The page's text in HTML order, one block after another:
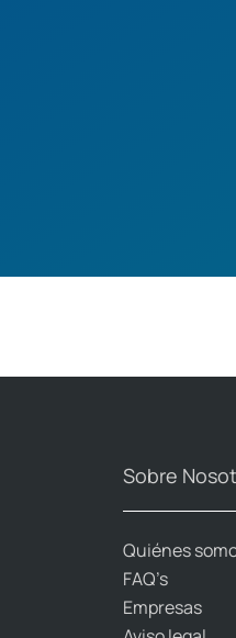
Sobre
Quiénes
FAQ’s
Empresas